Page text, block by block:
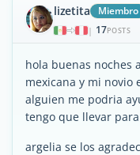
lizetita Miembro
| 17POSTS
hola buenas noches
mexicana y mi novio
alguien me podria
tengo que llevar
argelia se los